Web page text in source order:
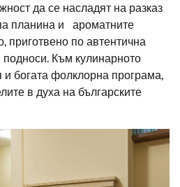
да се насладят на разказ
планина и ароматните
приготвено по автентична
Към кулинарното
богата фолклорна програма,
в духа на българските